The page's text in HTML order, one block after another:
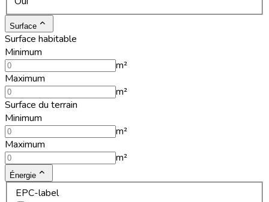
Surface
Surface habitable
Minimum
m²
Maximum
m²
Surface du terrain
Minimum
m²
Maximum
m²
Énergie
EPC-label